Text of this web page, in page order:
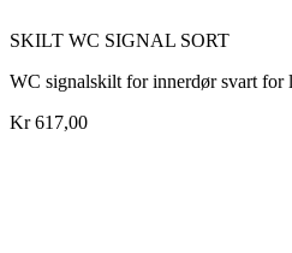
SKILT WC SIGNAL SORT
WC signalskilt for innerdør svart for
Kr 617,00